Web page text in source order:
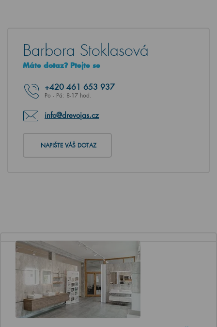
Barbora Stoklasová
Máte dotaz? Ptejte se
+420 461 653 937
Po - Pá: 8-17 hod.
info@drevojas.cz
NAPIŠTE VÁŠ DOTAZ